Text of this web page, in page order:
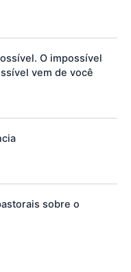
O impossível
vem de você
sobre o